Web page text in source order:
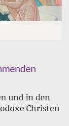
und in den
Christen